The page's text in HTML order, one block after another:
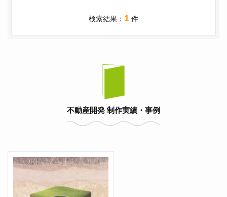
検索結果： 1 件
不動産開発 制作実績・事例